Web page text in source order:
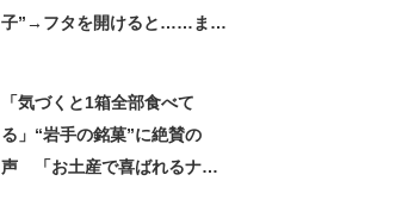
子”→フタを開けると……まる
「気づくと1箱全部食べて
る」“岩手の銘菓”に絶賛の
声 「お土産で喜ばれるナン